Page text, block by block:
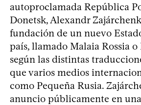
autoproclamada República
Donetsk, Alexandr
fundación de un nuevo
país, llamado Malaia Rossia
según las distintas
que varios medios
como Pequeña Rusia.
anuncio públicamente en